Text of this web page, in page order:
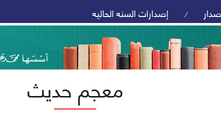
/ إصدارات السنه الحاليه
معجم حديث